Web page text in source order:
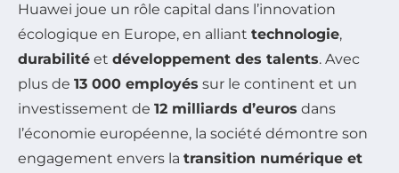
Huawei joue un rôle capital dans l’innovation
écologique en Europe, en alliant technologie,
durabilité et développement des talents. Avec
plus de 13 000 employés sur le continent et un
investissement de 12 milliards d’euros dans
l’économie européenne, la société démontre son
engagement envers la transition numérique et